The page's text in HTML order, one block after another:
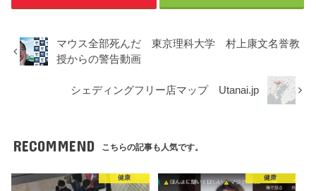
マウス全部死んだ 東京理科大学 村上康文名誉教
授からの警告動画
シェディングフリー店マップ Utanai.jp
RECOMMEND こちらの記事も人気です。
健康 健康